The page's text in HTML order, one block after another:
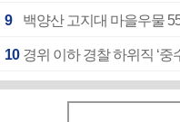
9 백양산 고지대 마을우물
10 경위 이하 경찰 하위직 ‘